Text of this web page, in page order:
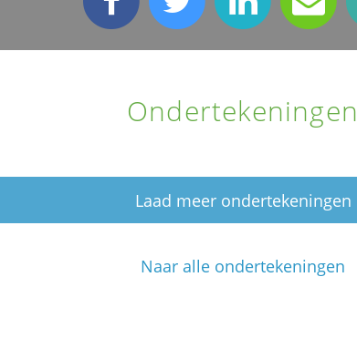
Ondertekeningen
Laad meer ondertekeningen
Naar alle ondertekeningen